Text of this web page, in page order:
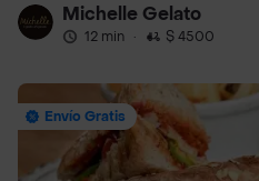
Michelle Gelato
12 min · $ 4500
Envío Gratis